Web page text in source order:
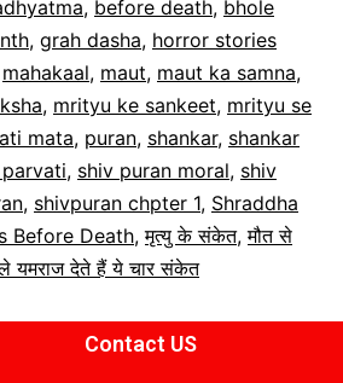
, before death, bhole
, grah dasha, horror stories
mahakaal, maut, maut ka samna,
, mrityu ke sankeet, mrityu se
mata, puran, shankar, shankar
, shiv puran moral, shiv
, shivpuran chpter 1, Shraddha
Before Death,मृत्यु के संकेत,मौत से
यमराज देते हैं ये चार संकेत
Contact US